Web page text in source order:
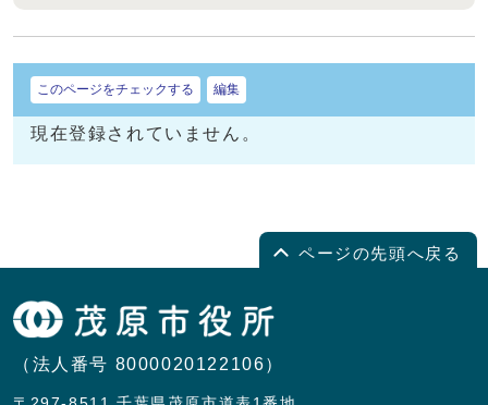
このページをチェックする 編集
現在登録されていません。
ページの先頭へ戻る
（法人番号 8000020122106）